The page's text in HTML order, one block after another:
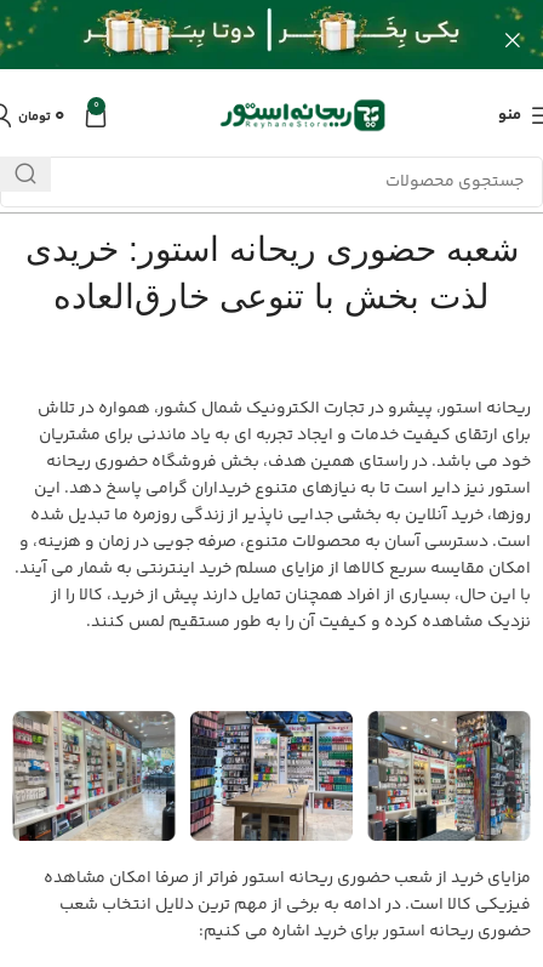
منو 0 ۰ تومان
شعبه حضوری ریحانه استور: خریدی
لذت بخش با تنوعی خارق‌العاده
ریحانه استور، پیشرو در تجارت الکترونیک شمال کشور، همواره در تلاش
برای ارتقای کیفیت خدمات و ایجاد تجربه ای به یاد ماندنی برای مشتریان
خود می باشد. در راستای همین هدف، بخش فروشگاه حضوری ریحانه
استور نیز دایر است تا به نیازهای متنوع خریداران گرامی پاسخ دهد. این
روزها، خرید آنلاین به بخشی جدایی ناپذیر از زندگی روزمره ما تبدیل شده
است. دسترسی آسان به محصولات متنوع، صرفه جویی در زمان و هزینه، و
امکان مقایسه سریع کالاها از مزایای مسلم خرید اینترنتی به شمار می آیند.
با این حال، بسیاری از افراد همچنان تمایل دارند پیش از خرید، کالا را از
نزدیک مشاهده کرده و کیفیت آن را به طور مستقیم لمس کنند.
مزایای خرید از شعب حضوری ریحانه استور فراتر از صرفا امکان مشاهده
فیزیکی کالا است. در ادامه به برخی از مهم ترین دلایل انتخاب شعب
حضوری ریحانه استور برای خرید اشاره می کنیم: